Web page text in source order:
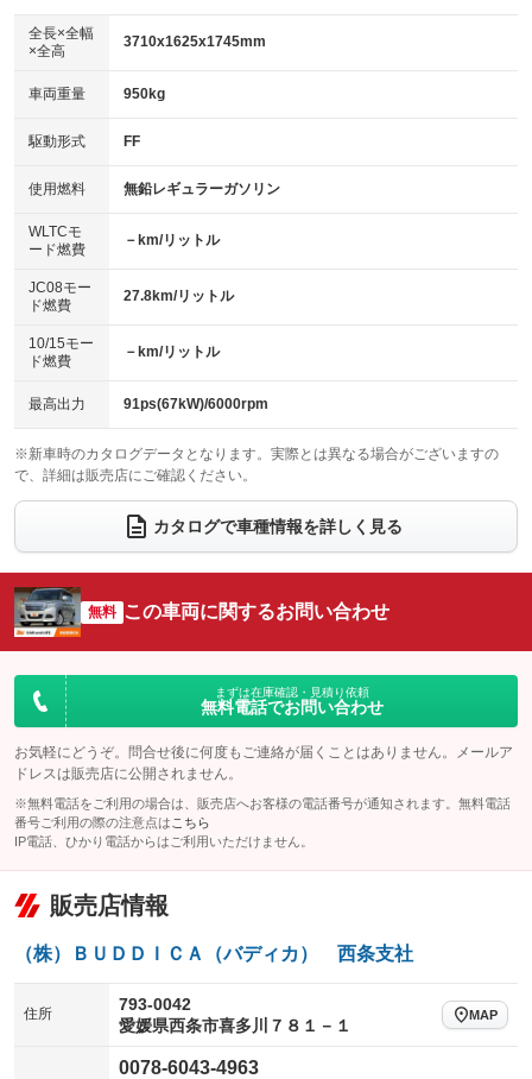
：装備なし
パワーウィンドウ
アイドリングストップ
：装備あり
USB入力端子
：装備なし
100V電源
：装備なし
センターデフロック
：装備なし
電動格納ミラー
：装備あり
：装備あり
革シート
キーレス
HID(キセノンライト)
：装備なし
バックカメラ
：装備なし
エアロ
：装備なし
：装備なし
パワーシート
ベンチシート
：装備なし
チップアップシート
：装備なし
：装備なし ：装備あり
ウォークスルー
：装備あり
電動リアゲート フロントカメラ
：装備なし
：装備なし ：装備あり
サイドカメラ
：装備なし ルーフレール
：装備なし
：装備なし
：装備なし
全長×全幅
×全高
3710x1625x1745mm
車両重量 950kg
駆動形式 FF
使用燃料 無鉛レギュラーガソリン
WLTCモ
ード燃費
－km/リットル
JC08モー
ド燃費
27.8km/リットル
10/15モー
ド燃費
－km/リットル
最高出力 91ps(67kW)/6000rpm
※新車時のカタログデータとなります。実際とは異なる場合がございますの
で、詳細は販売店にご確認ください。
カタログで車種情報を詳しく見る
無料 この車両に関するお問い合わせ
まずは在庫確認・見積り依頼
無料電話でお問い合わせ
お気軽にどうぞ。問合せ後に何度もご連絡が届くことはありません。メールア
ドレスは販売店に公開されません。
※無料電話をご利用の場合は、販売店へお客様の電話番号が通知されます。無料電話
番号ご利用の際の注意点は こちら
IP電話、ひかり電話からはご利用いただけません。
販売店情報
（株）ＢＵＤＤＩＣＡ（バディカ） 西条支社
住所
793-0042
愛媛県西条市喜多川７８１－１
MAP
0078-6043-4963